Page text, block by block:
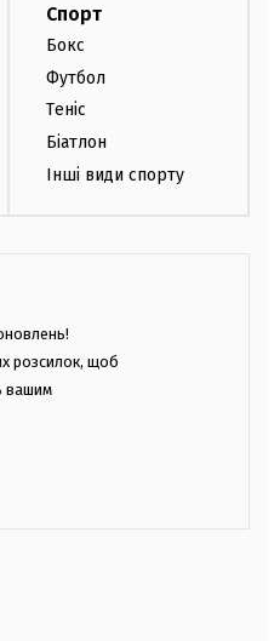
Спорт
Бокс
Футбол
Теніс
Біатлон
Інші види спорту
розсилок, щоб
вашим